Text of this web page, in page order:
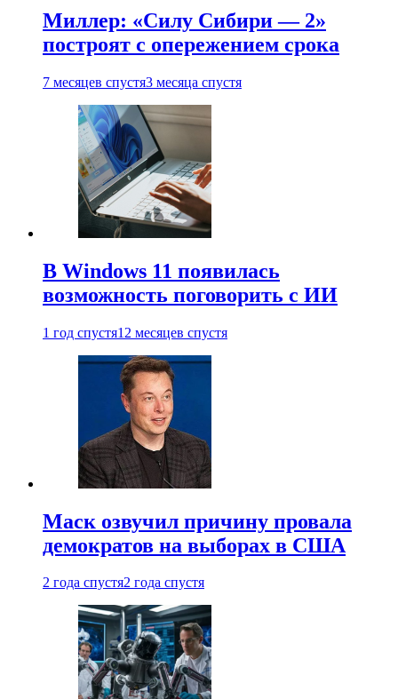
Миллер: «Силу Сибири — 2»
построят с опережением срока
7 месяцев спустя3 месяца спустя
В Windows 11 появилась
возможность поговорить с ИИ
1 год спустя12 месяцев спустя
Маск озвучил причину провала
демократов на выборах в США
2 года спустя2 года спустя